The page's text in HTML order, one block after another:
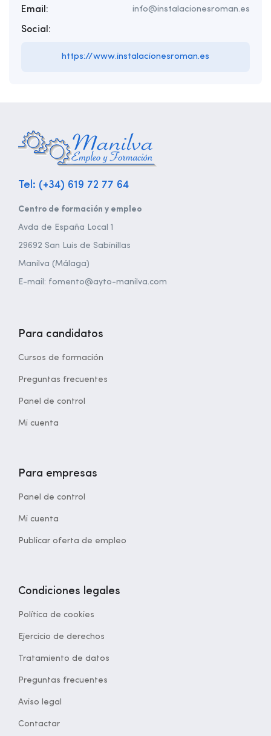
Email: info@instalacionesroman.es
Social:
https://www.instalacionesroman.es
Tel: (+34) 619 72 77 64
Centro de formación y empleo
Avda de España Local 1
29692 San Luis de Sabinillas
Manilva (Málaga)
E-mail: fomento@ayto-manilva.com
Para candidatos
Cursos de formación
Preguntas frecuentes
Panel de control
Mi cuenta
Para empresas
Panel de control
Mi cuenta
Publicar oferta de empleo
Condiciones legales
Política de cookies
Ejercicio de derechos
Tratamiento de datos
Preguntas frecuentes
Aviso legal
Contactar